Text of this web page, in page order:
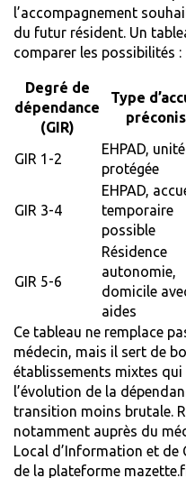
l’accompagnement
du futur résident. Un
comparer les possibilités :
Degré de
dépendance
(GIR)
Type
GIR 1-2
EHPAD, unité
protégée
GIR 3-4
EHPAD,
temporaire
possible
GIR 5-6
Résidence
autonomie,
domicile
aides
Ce tableau ne remplace
médecin, mais il sert de
établissements mixtes
l’évolution de la
transition moins brutale.
notamment auprès du
Local d’Information et de
de la plateforme